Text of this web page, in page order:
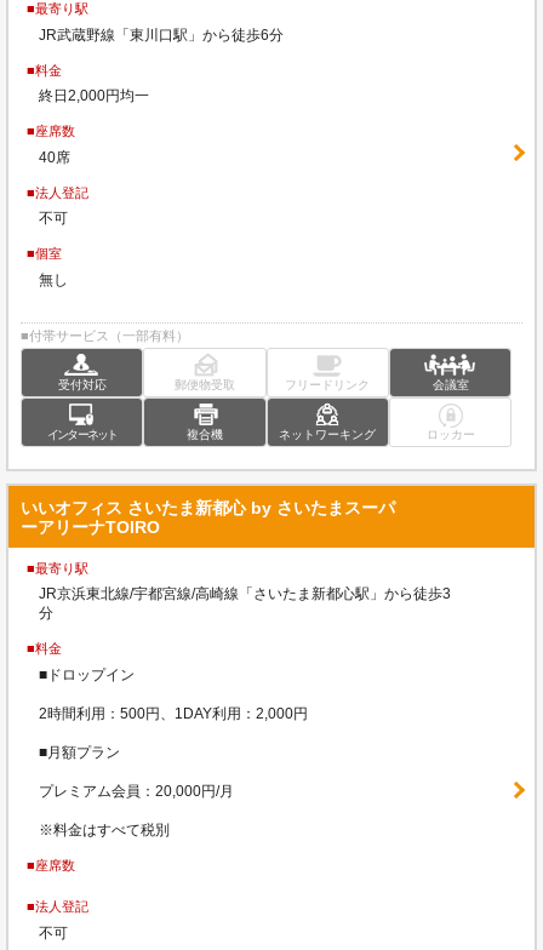
■最寄り駅
JR武蔵野線「東川口駅」から徒歩6分
■料金
終日2,000円均一
■座席数
40席
■法人登記
不可
■個室
無し
■付帯サービス（一部有料）
受付対応 郵便物受取 フリードリンク 会議室
インターネット 複合機 ネットワーキング ロッカー
いいオフィス さいたま新都心 by さいたまスーパ
ーアリーナTOIRO
■最寄り駅
JR京浜東北線/宇都宮線/高崎線「さいたま新都心駅」から徒歩3
分
■料金
■ドロップイン
2時間利用：500円、1DAY利用：2,000円
■月額プラン
プレミアム会員：20,000円/月
※料金はすべて税別
■座席数
■法人登記
不可